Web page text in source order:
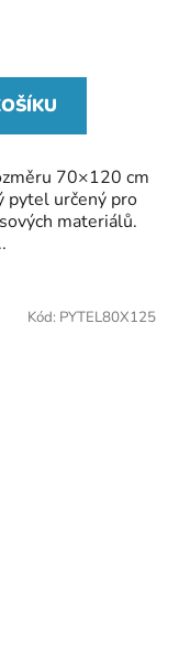
70×120 cm
pytel určený pro
materiálů.
Kód: PYTEL80X125